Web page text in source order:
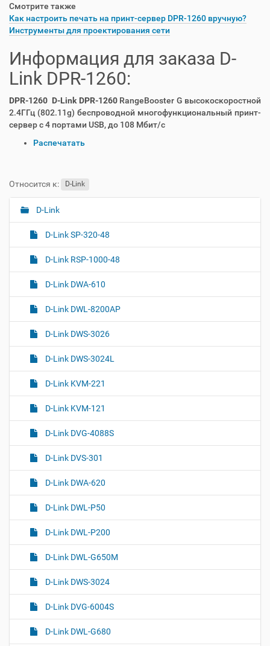
Смотрите также
Как настроить печать на принт-сервер DPR-1260 вручную?
Инструменты для проектирования сети
Информация для заказа D-
Link DPR-1260:
DPR-1260 D-Link DPR-1260RangeBooster G высокоскоростной
2.4ГГц (802.11g) беспроводной многофункциональный принт-
сервер с 4 портами USB, до 108 Мбит/с
а
д
к
м
н
о
Распечатать
Относится к: D-Link
Н
г
и
D-Link
D-Link SP-320-48
D-Link RSP-1000-48
D-Link DWA-610
D-Link DWL-8200AP
D-Link DWS-3026
D-Link DWS-3024L
D-Link KVM-221
D-Link KVM-121
D-Link DVG-4088S
D-Link DVS-301
D-Link DWA-620
D-Link DWL-P50
D-Link DWL-P200
D-Link DWL-G650M
D-Link DWS-3024
D-Link DVG-6004S
D-Link DWL-G680